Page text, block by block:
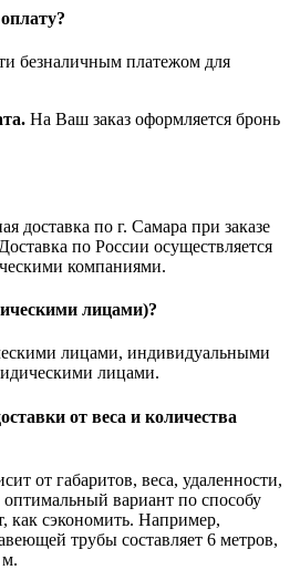
безналичным платежом для
На Ваш заказ оформляется бронь
доставка по г. Самара при заказе
по России осуществляется
компаниями.
лицами)?
лицами, индивидуальными
лицами.
от веса и количества
от габаритов, веса, удаленности,
оптимальный вариант по способу
как сэкономить. Например,
трубы составляет 6 метров,